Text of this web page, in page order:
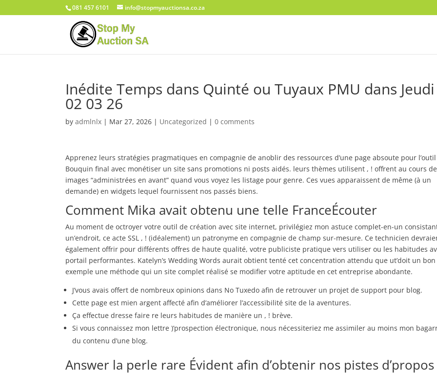
081 457 6101 info@stopmyauctionsa.co.za
Inédite Temps dans Quinté ou Tuyaux PMU dans Jeudi
02 03 26
byadmlnlx | Mar 27, 2026 | Uncategorized |0 comments
Apprenez leurs stratégies pragmatiques en compagnie de anoblir des ressources d’une page absoute pour l’outil
Bouquin final avec monétiser un site sans promotions ni posts aidés. leurs thèmes utilisent , ! offrent au cours
images “administrées en avant” quand vous voyez les listage pour genre. Ces vues apparaissent de même (à un
demande) en widgets lequel fournissent nos passés biens.
Comment Mika avait obtenu une telle FranceÉcouter
Au moment de octroyer votre outil de création avec site internet, privilégiez mon astuce complet-en-un
un’endroit, ce acte SSL , ! (idéalement) un patronyme en compagnie de champ sur-mesure. Ce technicien
également offrir pour différents offres de haute qualité, votre publiciste pratique vers utiliser ou les habitudes
portail performantes. Katelyn’s Wedding Words aurait obtient tenté cet concentration attendu que ut’doit un bon
exemple une méthode qui un site complet réalisé se modifier votre aptitude en cet entreprise abondante.
J’vous avais offert de nombreux opinions dans No Tuxedo afin de retrouver un projet de support pour blog.
Cette page est mien argent affecté afin d’améliorer l’accessibilité site de la aventures.
Ça effectue dresse faire re leurs habitudes de manière un , ! brève.
Si vous connaissez mon lettre )’prospection électronique, nous nécessiteriez me assimiler au moins mon
du contenu d’une blog.
Answer la perle rare Évident afin d’obtenir nos pistes d’propos